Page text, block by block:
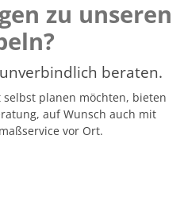
zu unseren
beraten.
planen möchten, bieten
auf Wunsch auch mit
vor Ort.